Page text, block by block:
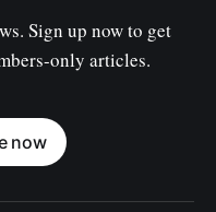
Sign up now to get
only articles.
now